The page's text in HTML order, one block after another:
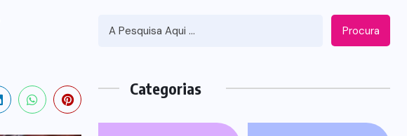
Procura
Categorias